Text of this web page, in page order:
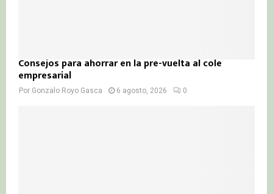
Consejos para ahorrar en la pre-vuelta al cole
empresarial
Por Gonzalo Royo Gasca 6 agosto, 2026 0